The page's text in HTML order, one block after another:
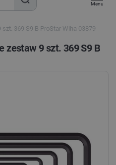
Menu
369 S9 B ProStar Wiha 03879
zestaw 9 szt. 369 S9 B